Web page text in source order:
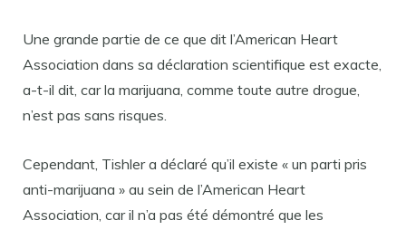
Une grande partie de ce que dit l’American Heart
Association dans sa déclaration scientifique est exacte,
a-t-il dit, car la marijuana, comme toute autre drogue,
n’est pas sans risques.
Cependant, Tishler a déclaré qu’il existe « un parti pris
anti-marijuana » au sein de l’American Heart
Association, car il n’a pas été démontré que les